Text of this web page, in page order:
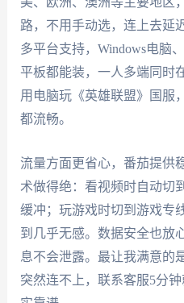
路，不用手动选，连上去延
多平台支持，Windows电脑
平板都能装，一人多端同
用电脑玩《英雄联盟》国服
都流畅。
流量方面更省心，番茄提供
术做得绝：看视频时自动切
缓冲；玩游戏时切到游戏专
到几乎无感。数据安全也放
息不会泄露。最让我满意的
突然连不上，联系客服5分